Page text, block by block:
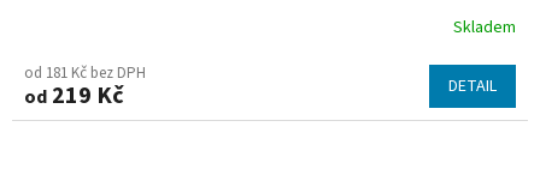
Skladem
od 181 Kč bez DPH
od 219 Kč DETAIL